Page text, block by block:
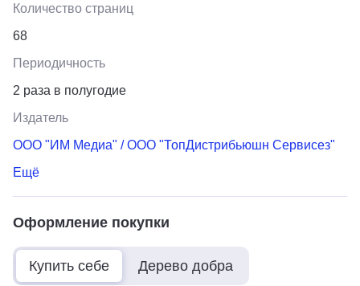
Количество страниц
68
Периодичность
2 раза в полугодие
Издатель
ООО "ИМ Медиа" / ООО "ТопДистрибьюшн Сервисез"
Ещё
Оформление покупки
Купить себе Дерево добра